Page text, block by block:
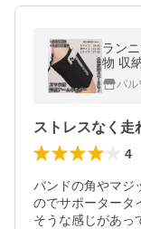
ラン
物 収
ラン
ニンパル
ストレスなく走
4
バンドの角やマジ
のでサポータータ
そうな感じがあっ